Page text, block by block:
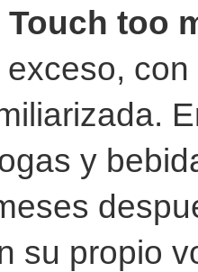
Touch too
y
su propio